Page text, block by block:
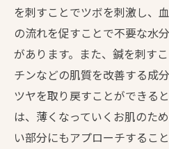
を刺すことでツボを刺激し、
の流れを促すことで不要な水
があります。また、鍼を刺す
チンなどの肌質を改善する成
ツヤを取り戻すことができる
は、薄くなっていくお肌のた
い部分にもアプローチするこ